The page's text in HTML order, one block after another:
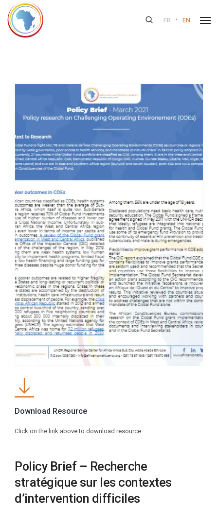
FR • EN
Download Resource
Click on the link above to download resource
Policy Brief – Recherche
stratégique sur les contextes
d’intervention difficiles